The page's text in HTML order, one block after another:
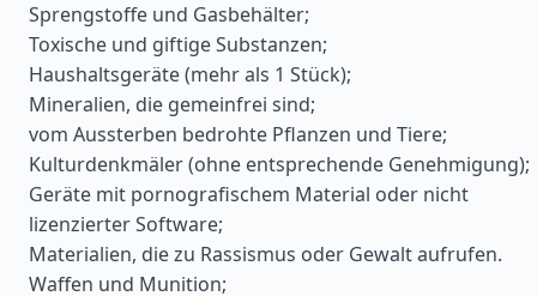
Sprengstoffe und Gasbehälter;
Toxische und giftige Substanzen;
Haushaltsgeräte (mehr als 1 Stück);
Mineralien, die gemeinfrei sind;
vom Aussterben bedrohte Pflanzen und Tiere;
Kulturdenkmäler (ohne entsprechende Genehmigung);
Geräte mit pornografischem Material oder nicht
lizenzierter Software;
Materialien, die zu Rassismus oder Gewalt aufrufen.
Waffen und Munition;